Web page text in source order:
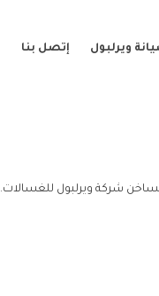
ويرلبول إتصل بنا
شركة ويرلبول للغسالات.